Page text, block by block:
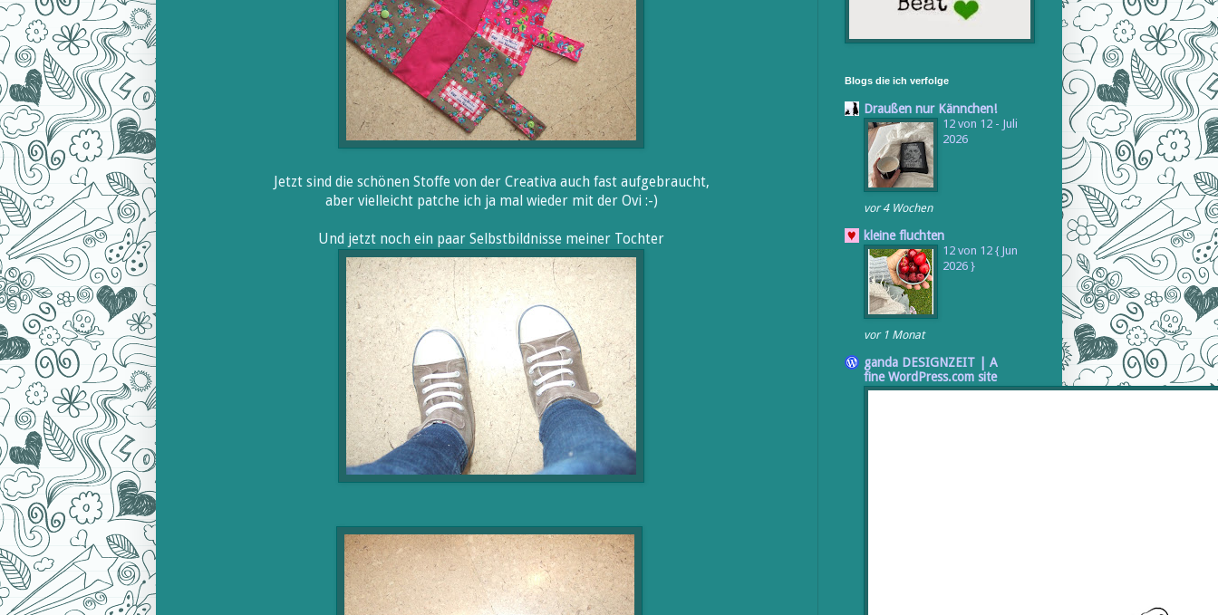
Jetzt sind die schönen Stoffe von der Creativa auch fast aufgebraucht,
aber vielleicht patche ich ja mal wieder mit der Ovi :-)
Und jetzt noch ein paar Selbstbildnisse meiner Tochter
Blogs die ich verfolge
Draußen nur Kännchen!
12 von 12 - Juli
2026
vor 4 Wochen
kleine fluchten
12 von 12 { Jun
2026 }
vor 1 Monat
ganda DESIGNZEIT | A
fine WordPress.com site